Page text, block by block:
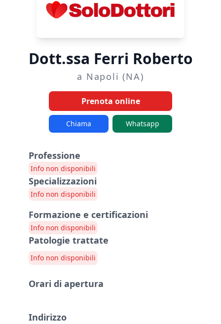
Dott.ssa Ferri Roberto
a Napoli (NA)
Prenota online
Chiama Whatsapp
Professione
Info non disponibili
Specializzazioni
Info non disponibili
Formazione e certificazioni
Info non disponibili
Patologie trattate
Info non disponibili
Orari di apertura
Indirizzo